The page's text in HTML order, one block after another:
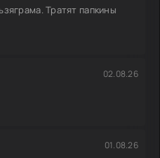
Тратят папкины
02.08.26
01.08.26